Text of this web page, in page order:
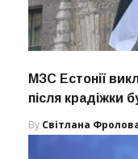
МЗС Естонії
після крадіжки
By Світлана